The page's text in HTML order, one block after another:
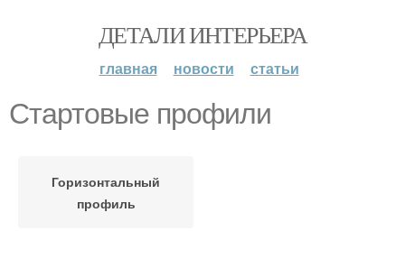
ДЕТАЛИ ИНТЕРЬЕРА
главная новости статьи
Стартовые профили
Горизонтальный
профиль